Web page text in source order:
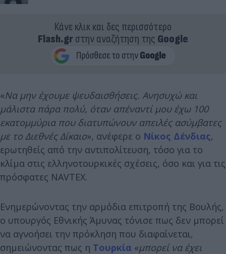
Κάνε κλικ και δες περισσότερο
Flash.grστην αναζήτηση της Google
«Να μην έχουμε ψευδαισθήσεις. Ανησυχώ και
μάλιστα πάρα πολύ, όταν απέναντί μου έχω 100
εκατομμύρια που διατυπώνουν απειλές ασύμβατες
με το Διεθνές Δίκαιο», ανέφερε ο Νίκος Δένδιας,
ερωτηθείς από την αντιπολίτευση, τόσο για το
κλίμα στις ελληνοτουρκικές σχέσεις, όσο και για τις
πρόσφατες NAVTEX.
Ενημερώνοντας την αρμόδια επιτροπή της Βουλής,
ο υπουργός Εθνικής Άμυνας τόνισε πως δεν μπορεί
να αγνοήσει την πρόκληση που διαφαίνεται,
σημειώνοντας πως η Τουρκία «μπορεί να έχει